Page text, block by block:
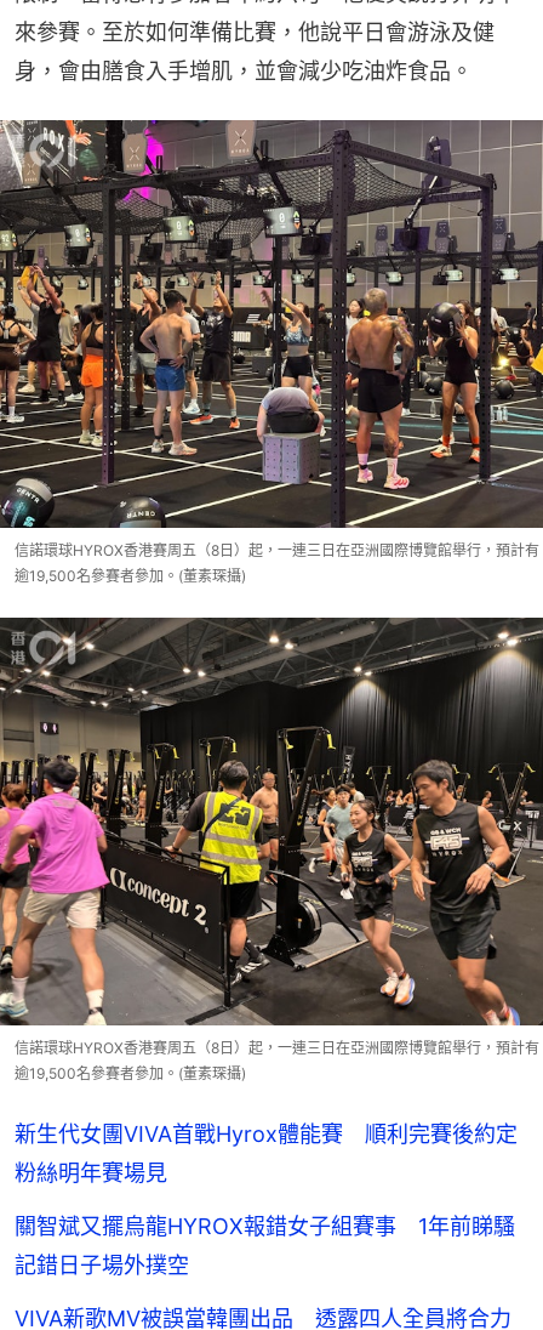
來參賽。至於如何準備比賽，他說平日會游泳及健
身，會由膳食入手增肌，並會減少吃油炸食品。
信諾環球HYROX香港賽周五（8日）起，一連三日在亞洲國際博覽館舉行，預計有
逾19,500名參賽者參加。(董素琛攝)
信諾環球HYROX香港賽周五（8日）起，一連三日在亞洲國際博覽館舉行，預計有
逾19,500名參賽者參加。(董素琛攝)
新生代女團VIVA首戰Hyrox體能賽 順利完賽後約定
粉絲明年賽場見
關智斌又擺烏龍HYROX報錯女子組賽事 1年前睇騷
記錯日子場外撲空
VIVA新歌MV被誤當韓團出品 透露四人全員將合力